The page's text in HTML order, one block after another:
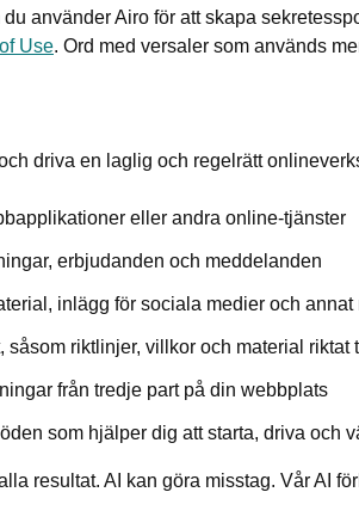
du använder Airo för att skapa
Use. Ord med versaler som används
driva en laglig och regelrätt
eller andra online-tjänster
erbjudanden och meddelanden
inlägg för sociala medier och annat
riktlinjer, villkor och material riktat
från tredje part på din webbplats
som hjälper dig att starta, driva och
resultat. AI kan göra misstag. Vår AI